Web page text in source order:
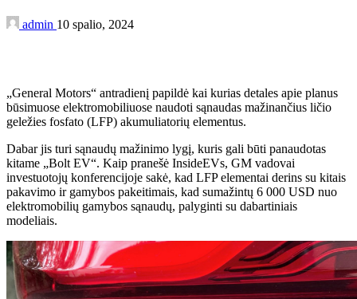
admin 10 spalio, 2024
„General Motors“ antradienį papildė kai kurias detales apie planus
būsimuose elektromobiliuose naudoti sąnaudas mažinančius ličio
geležies fosfato (LFP) akumuliatorių elementus.
Dabar jis turi sąnaudų mažinimo lygį, kuris gali būti panaudotas
kitame „Bolt EV“. Kaip pranešė InsideEVs, GM vadovai
investuotojų konferencijoje sakė, kad LFP elementai derins su kitais
pakavimo ir gamybos pakeitimais, kad sumažintų 6 000 USD nuo
elektromobilių gamybos sąnaudų, palyginti su dabartiniais
modeliais.